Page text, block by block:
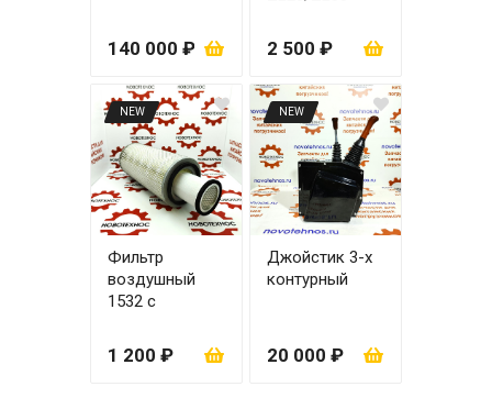
140 000 ₽ 2 500 ₽
NEW
Фильтр
воздушный
1532 с
1 200 ₽
NEW
Джойстик 3-х
контурный
20 000 ₽